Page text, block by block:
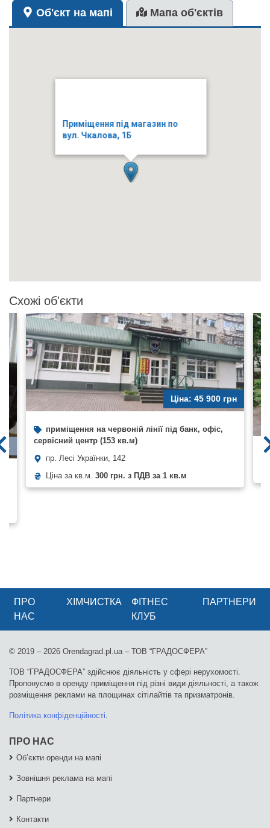
Об'єкт на мапі Мапа об'єктів
Приміщення під магазин по
вул. Чкалова, 1Б
Схожі об'єкти
Ціна: 45 900 грн
приміщення на червоній лінії під банк, офіс,
сервісний центр (153 кв.м)
пр. Лесі Українки, 142
Ціна за кв.м. 300 грн. з ПДВ за 1 кв.м
ПРО
НАС
ХІМЧИСТКА
ФІТНЕС
КЛУБ
ПАРТНЕРИ
© 2019 – 2026 Оrendagrad.pl.ua – ТОВ “ГРАДОСФЕРА”
ТОВ “ГРАДОСФЕРА” здійснює діяльність у сфері нерухомості.
Пропонуємо в оренду приміщення під різні види діяльності, а також
розміщення реклами на площинах сітілайтів та призматронів.
Політика конфіденційності.
ПРО НАС
Об’єкти оренди на мапі
Зовнішня реклама на мапі
Партнери
Контакти